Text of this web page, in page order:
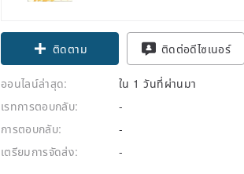
ติดตาม ติดต่อดีไซเนอร์
ออนไลน์ล่าสุด:
ใน 1 วันที่ผ่านมา
เรทการตอบกลับ:
-
การตอบกลับ:
-
เตรียมการจัดส่ง:
-